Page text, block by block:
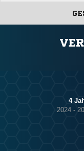
4
2024 -